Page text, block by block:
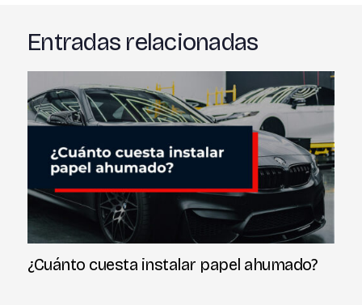
Entradas relacionadas
¿Cuánto cuesta instalar papel ahumado?